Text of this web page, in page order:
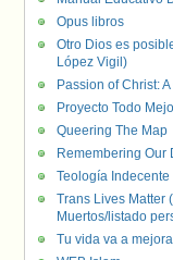
Opus libros
Otro Dios es
López Vigil)
Passion of Christ:
Proyecto Todo
Queering The Map
Remembering Our
Teología Indecente
Trans Lives Matter
Muertos/listado
Tu vida va a